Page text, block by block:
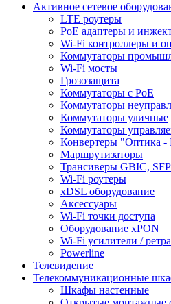
Активное сетевое
LTE роутеры
PoE адаптеры и
Wi-Fi контроллеры и
Коммутаторы
Wi-Fi мосты
Грозозащита
Коммутаторы c PoE
Коммутаторы
Коммутаторы уличные
Коммутаторы
Конвертеры "Оптика -
Маршрутизаторы
Трансиверы GBIC,
Wi-Fi роутеры
xDSL оборудование
Аксессуары
Wi-Fi точки доступа
Оборудование хPON
Wi-Fi усилители /
Powerline
Телевидение
Телекоммуникационные
Шкафы настенные